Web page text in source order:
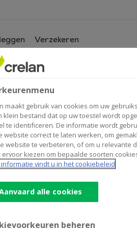
Verzekeren
kantoorvan
Contactgegevens
Kantoor
Com. Neyskenslaan 29
Routenaar
Verhemeldonck
+32 13/322736
maakt gebruik van cookies om uw
klein bestand dat op uw toestel wordt
te identificeren. De informatie wordt
website correct te laten werken, om
website te verbeteren, of om u relevante
ervoor kiezen om bepaalde soorten
vindt u in het cookiebeleid
alle cookies
beheren